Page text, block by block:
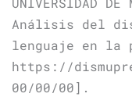
Análisis del
lenguaje en la
https://
00/00/00].